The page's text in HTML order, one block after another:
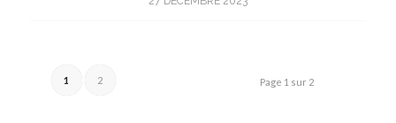
Page 1 sur 2
1 2